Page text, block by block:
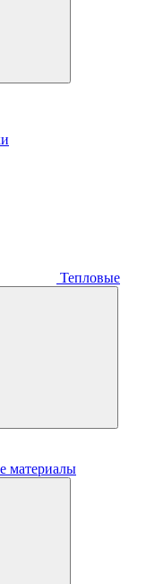
Тепловые
материалы